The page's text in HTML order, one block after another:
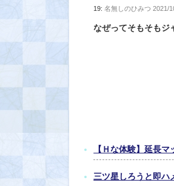
19:名無しのひみつ 2021/
なぜってそもそもジ
【Ｈな体験】延長マ
三ツ星しろうと即ハ